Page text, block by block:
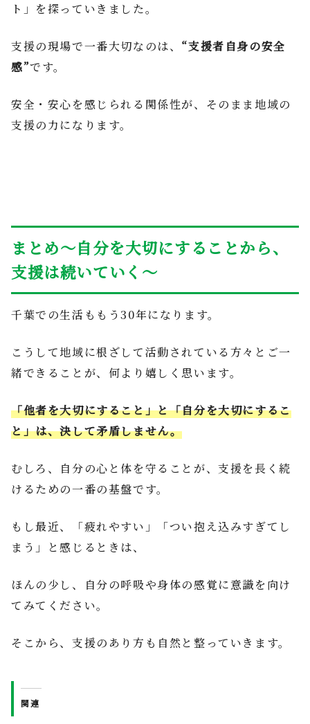
ト」を探っていきました。
支援の現場で一番大切なのは、 “支援者自身の安全
感”です。
安全・安心を感じられる関係性が、そのまま地域の
支援の力になります。
まとめ〜自分を大切にすることから、
支援は続いていく〜
千葉での生活ももう30年になります。
こうして地域に根ざして活動されている方々とご一
緒できることが、何より嬉しく思います。
「他者を大切にすること」と「自分を大切にするこ
と」は、決して矛盾しません。
むしろ、自分の心と体を守ることが、支援を長く続
けるための一番の基盤です。
もし最近、「疲れやすい」「つい抱え込みすぎてし
まう」と感じるときは、
ほんの少し、自分の呼吸や身体の感覚に意識を向け
てみてください。
そこから、支援のあり方も自然と整っていきます。
関連